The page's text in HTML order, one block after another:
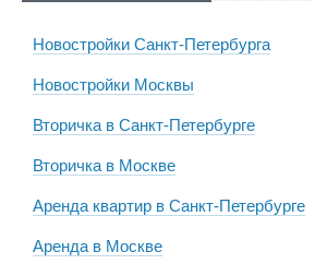
Новостройки Санкт-Петербурга
Новостройки Москвы
Вторичка в Санкт-Петербурге
Вторичка в Москве
Аренда квартир в Санкт-Петербурге
Аренда в Москве